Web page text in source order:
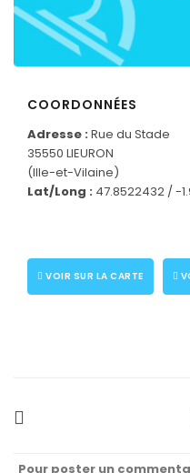
COORDONNÉES
Adresse : Rue du Stade
35550 LIEURON
(Ille-et-Vilaine)
Lat/Long : 47.8522432 / -
VOIR SUR LA CARTE
Pour poster un